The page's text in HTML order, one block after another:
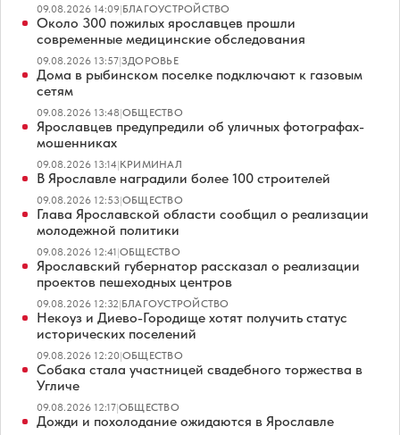
09.08.2026 14:09|БЛАГОУСТРОЙСТВО
Около 300 пожилых ярославцев прошли
современные медицинские обследования
09.08.2026 13:57|ЗДОРОВЬЕ
Дома в рыбинском поселке подключают к газовым
сетям
09.08.2026 13:48|ОБЩЕСТВО
Ярославцев предупредили об уличных фотографах-
мошенниках
09.08.2026 13:14|КРИМИНАЛ
В Ярославле наградили более 100 строителей
09.08.2026 12:53|ОБЩЕСТВО
Глава Ярославской области сообщил о реализации
молодежной политики
09.08.2026 12:41|ОБЩЕСТВО
Ярославский губернатор рассказал о реализации
проектов пешеходных центров
09.08.2026 12:32|БЛАГОУСТРОЙСТВО
Некоуз и Диево-Городище хотят получить статус
исторических поселений
09.08.2026 12:20|ОБЩЕСТВО
Собака стала участницей свадебного торжества в
Угличе
09.08.2026 12:17|ОБЩЕСТВО
Дожди и похолодание ожидаются в Ярославле